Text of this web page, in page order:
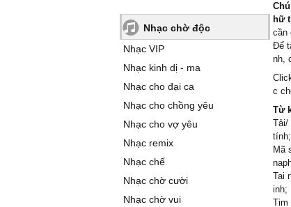
Nhạc chờ độc
Nhạc VIP
Nhạc kinh dị - ma
Nhạc cho đại ca
Nhạc cho chồng yêu
Nhạc cho vợ yêu
Nhạc remix
Nhạc chế
Nhạc chờ cười
Nhạc chờ vui
hữ
cần
Để
nh,
c
Từ
Tải/
tính;
Mã
Tai
inh;
Tim